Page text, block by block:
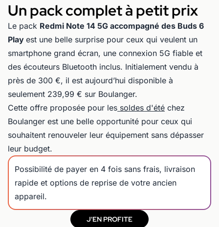
Un pack complet à petit prix
Le pack Redmi Note 14 5G accompagné des Buds 6
Play est une belle surprise pour ceux qui veulent un
smartphone grand écran, une connexion 5G fiable et
des écouteurs Bluetooth inclus. Initialement vendu à
près de 300 €, il est aujourd’hui disponible à
seulement 239,99 € sur Boulanger.
Cette offre proposée pour les soldes d'été chez
Boulanger est une belle opportunité pour ceux qui
souhaitent renouveler leur équipement sans dépasser
leur budget.
Possibilité de payer en 4 fois sans frais, livraison
rapide et options de reprise de votre ancien
appareil.
J'EN PROFITE